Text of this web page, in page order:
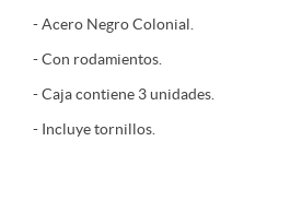
- Acero Negro Colonial.
- Con rodamientos.
- Caja contiene 3 unidades.
- Incluye tornillos.